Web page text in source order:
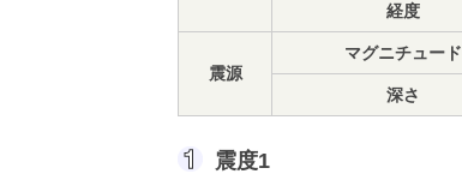
経度
震源
マグニチュード
深さ
震度1